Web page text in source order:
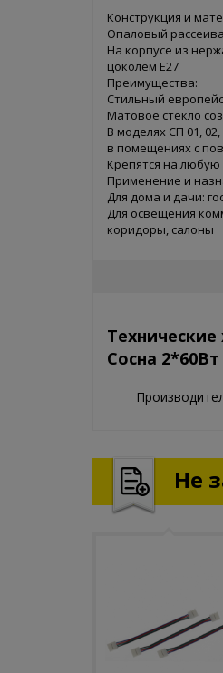
Конструкция и
Опаловый
На корпусе из
цоколем Е27
Преимущества:
Стильный
Матовое стекло
В моделях СП 01,
в помещениях с
Крепятся на
Применение и
Для дома и дачи:
Для освещения
коридоры, салоны
Сосна 2*60Вт
Не